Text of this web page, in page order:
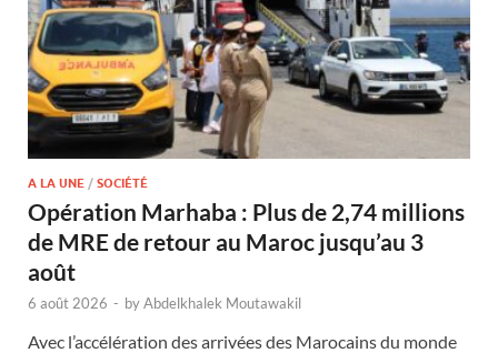
A LA UNE / SOCIÉTÉ
Opération Marhaba : Plus de 2,74 millions
de MRE de retour au Maroc jusqu’au 3
août
6 août 2026 - byAbdelkhalek Moutawakil
Avec l’accélération des arrivées des Marocains du monde